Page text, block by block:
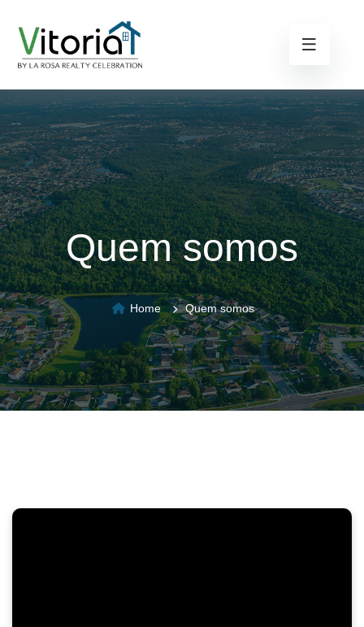
Quem somos
Home Quem somos